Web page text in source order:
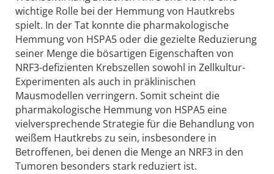
wichtige Rolle bei der Hemmung von Hautkrebs
spielt. In der Tat konnte die pharmakologische
Hemmung von HSPA5 oder die gezielte Reduzierung
seiner Menge die bösartigen Eigenschaften von
NRF3-defizienten Krebszellen sowohl in Zellkultur-
Experimenten als auch in präklinischen
Mausmodellen verringern. Somit scheint die
pharmakologische Hemmung von HSPA5 eine
vielversprechende Strategie für die Behandlung von
weißem Hautkrebs zu sein, insbesondere in
Betroffenen, bei denen die Menge an NRF3 in den
Tumoren besonders stark reduziert ist.